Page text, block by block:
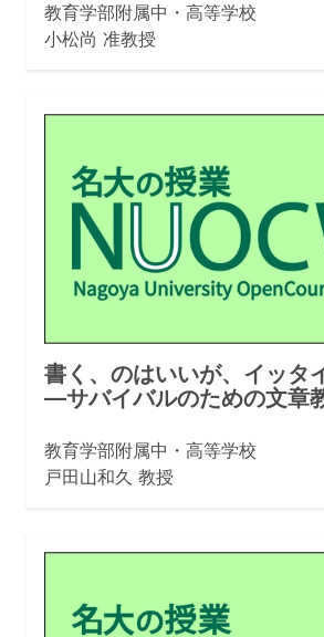
教育学部附属中・高等学校
小松尚 准教授
書く、のはいいが、イッタ
—サバイバルのための文章
教育学部附属中・高等学校
戸田山和久 教授